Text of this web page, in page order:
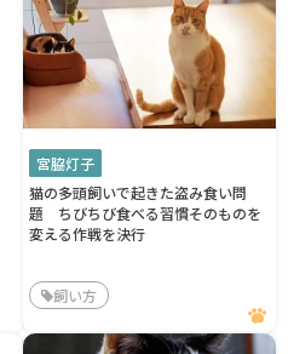
宮脇灯子
猫の多頭飼いで起きた盗み食い問
題 ちびちび食べる習慣そのものを
変える作戦を決行
飼い方